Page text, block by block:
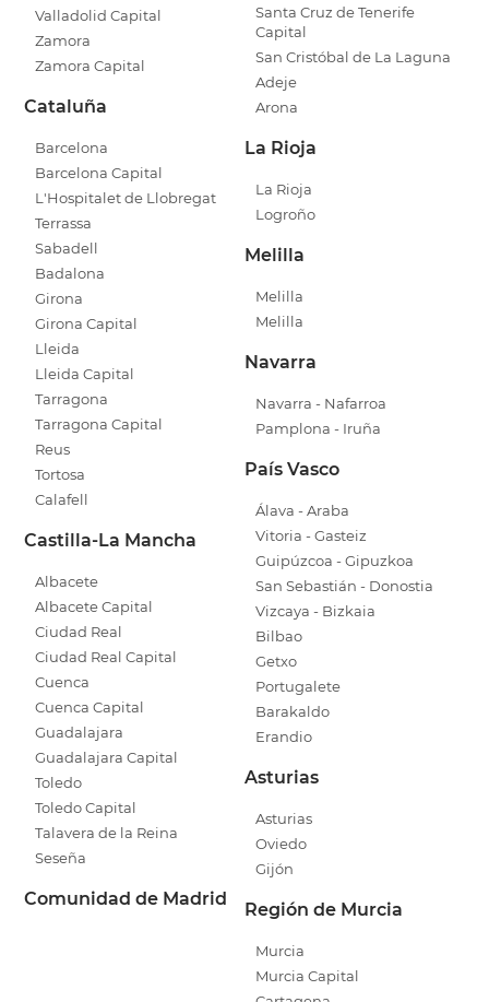
Valladolid Capital
Zamora
Zamora Capital
Cataluña
Barcelona
Barcelona Capital
L'Hospitalet de Llobregat
Terrassa
Sabadell
Badalona
Girona
Girona Capital
Lleida
Lleida Capital
Tarragona
Tarragona Capital
Reus
Tortosa
Calafell
Castilla-La Mancha
Albacete
Albacete Capital
Ciudad Real
Ciudad Real Capital
Cuenca
Cuenca Capital
Guadalajara
Guadalajara Capital
Toledo
Toledo Capital
Talavera de la Reina
Seseña
Comunidad de Madrid
Santa Cruz de Tenerife
Capital
San Cristóbal de La Laguna
Adeje
Arona
La Rioja
La Rioja
Logroño
Melilla
Melilla
Melilla
Navarra
Navarra - Nafarroa
Pamplona - Iruña
País Vasco
Álava - Araba
Vitoria - Gasteiz
Guipúzcoa - Gipuzkoa
San Sebastián - Donostia
Vizcaya - Bizkaia
Bilbao
Getxo
Portugalete
Barakaldo
Erandio
Asturias
Asturias
Oviedo
Gijón
Región de Murcia
Murcia
Murcia Capital